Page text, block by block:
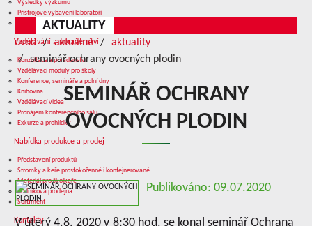
Výsledky výzkumu
Přístrojové vybavení laboratoří
Služby v oblasti výzkumu
Vzdělávání a poradenství
Konzultace a poradenství
Vzdělávací moduly pro školy
Konference, semináře a polní dny
Knihovna
Vzdělávací videa
Pronájem konferenčního sálu
Exkurze a prohlídky
Nabídka produkce a prodej
Představení produktů
Stromky a keře prostokořenné i kontejnerované
Materiál pro školkaře
Podniková prodejna
Sortiment
Kontakty
AKTUALITY
úvod aktuálně
aktuality
seminář ochrany ovocných plodin
SEMINÁŘ OCHRANY
OVOCNÝCH PLODIN
Publikováno: 09.07.2020
V úterý 4.8. 2020 v 8:30 hod. se konal seminář Ochrana